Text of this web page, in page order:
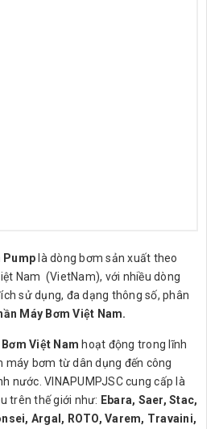
Pumplà dòng bơm sản xuất theo
Nam (VietNam), với nhiều dòng
sử dụng, đa dạng thông số, phân
Máy Bơm Việt Nam.
Việt Nam hoạt động trong lĩnh
máy bơm từ dân dụng đến công
nước. VINAPUMPJSC cung cấp là
trên thế giới như: Ebara, Saer, Stac,
Argal, ROTO, Varem, Travaini,